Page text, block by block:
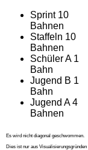
Sprint 10
Bahnen
Staffeln 10
Bahnen
Schüler A 1
Bahn
Jugend B 1
Bahn
Jugend A 4
Bahnen
Es wird nicht diagonal geschwommen.
Dies ist nur aus Visualisierungsgründen